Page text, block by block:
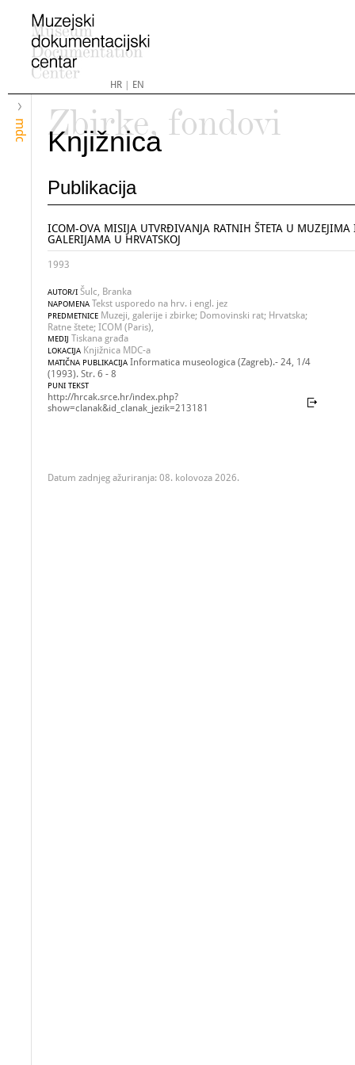
HR| EN
mdc
Zbirke, fondovi
Knjižnica
Publikacija
ICOM-OVA MISIJA UTVRĐIVANJA RATNIH ŠTETA U MUZEJIMA
GALERIJAMA U HRVATSKOJ
1993
AUTOR/I Šulc, Branka
NAPOMENA Tekst usporedo na hrv. i engl. jez
PREDMETNICE Muzeji, galerije i zbirke; Domovinski rat; Hrvatska;
Ratne štete; ICOM (Paris),
MEDIJ Tiskana građa
LOKACIJA Knjižnica MDC-a
MATIČNA PUBLIKACIJA Informatica museologica (Zagreb).- 24, 1/4
(1993). Str. 6 - 8
PUNI TEKST
http://hrcak.srce.hr/index.php?
show=clanak&id_clanak_jezik=213181
Datum zadnjeg ažuriranja: 08. kolovoza 2026.